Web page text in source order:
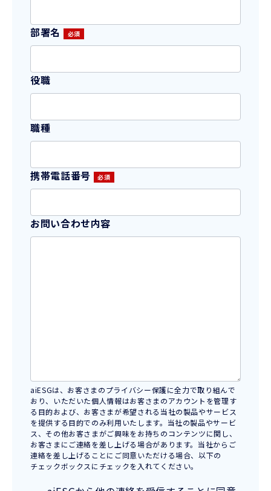
部署名
役職
職種
携帯電話番号
お問い合わせ内容
aiESGは、お客さまのプライバシー保護に全力で取り組んで
おり、いただいた個人情報はお客さまのアカウントを管理す
る目的および、お客さまが希望される当社の製品やサービス
を提供する目的でのみ利用いたします。当社の製品やサービ
ス、その他お客さまがご興味をお持ちのコンテンツに関し、
お客さまにご連絡を差し上げる場合があります。当社からご
連絡を差し上げることにご同意いただける場合、以下の
チェックボックスにチェックを入れてください。